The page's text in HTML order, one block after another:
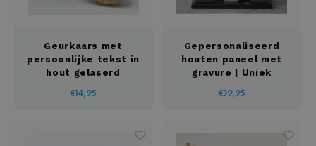
Geurkaars met
persoonlijke tekst in
hout gelaserd
€14,95
Gepersonaliseerd
houten paneel met
gravure | Uniek
personalisatie op
€39,95